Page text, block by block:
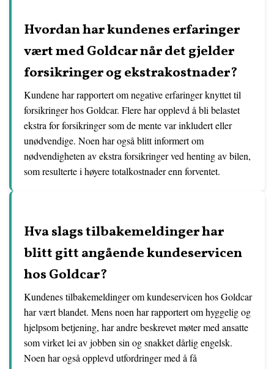
Hvordan har kundenes erfaringer
vært med Goldcar når det gjelder
forsikringer og ekstrakostnader?
Kundene har rapportert om negative erfaringer knyttet til
forsikringer hos Goldcar. Flere har opplevd å bli belastet
ekstra for forsikringer som de mente var inkludert eller
unødvendige. Noen har også blitt informert om
nødvendigheten av ekstra forsikringer ved henting av bilen,
som resulterte i høyere totalkostnader enn forventet.
Hva slags tilbakemeldinger har
blitt gitt angående kundeservicen
hos Goldcar?
Kundenes tilbakemeldinger om kundeservicen hos Goldcar
har vært blandet. Mens noen har rapportert om hyggelig og
hjelpsom betjening, har andre beskrevet møter med ansatte
som virket lei av jobben sin og snakket dårlig engelsk.
Noen har også opplevd utfordringer med å få